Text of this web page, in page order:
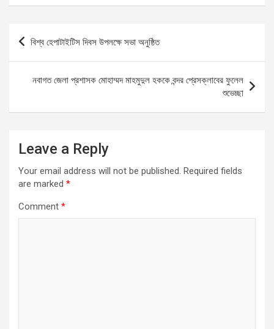
ce
o
o
k
ail at
A
p
p
se
g
er
ar
Post
navigation
বিশ্ব হেপাটাইটিস দিবস উপলক্ষে সভা অনুষ্ঠিত
নবাগত জেলা প্রশাসক মোহাম্মদ মাহমুদুল হককে বন্দর প্রেসক্লাবের ফুলেল
শুভেচ্ছা
Leave a Reply
Your email address will not be published. Required fields
are marked *
Comment *